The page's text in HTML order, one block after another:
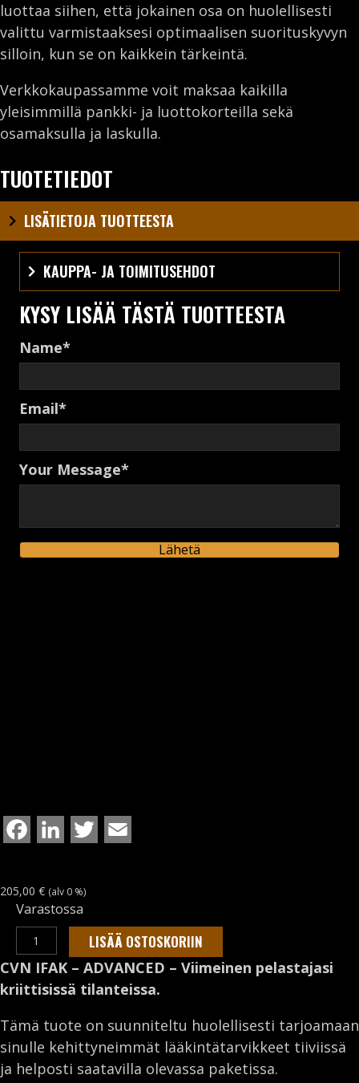
luottaa siihen, että jokainen osa on huolellisesti
valittu varmistaaksesi optimaalisen suorituskyvyn
silloin, kun se on kaikkein tärkeintä.
Verkkokaupassamme voit maksaa kaikilla
yleisimmillä pankki- ja luottokorteilla sekä
osamaksulla ja laskulla.
TUOTETIEDOT
LISÄTIETOJA TUOTTEESTA
KAUPPA- JA TOIMITUSEHDOT
KYSY LISÄÄ TÄSTÄ TUOTTEESTA
Name
Email
Your Message
Lähetä
205,00 € (alv 0 %)
Varastossa
CVN
IFAK
-
määrä
LISÄÄ OSTOSKORIIN
CVN IFAK – ADVANCED – Viimeinen pelastajasi
kriittisissä tilanteissa.
Tämä tuote on suunniteltu huolellisesti tarjoamaan
sinulle kehittyneimmät lääkintätarvikkeet tiiviissä
ja helposti saatavilla olevassa paketissa.
c
e
b
o
o
k
n
k
d
I
n
t
e
r
l